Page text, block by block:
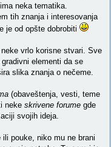
neka tematika.
tih znanja i interesovanja
je od opšte dobrobiti
vrlo korisne stvari. Sve
elementi da se
slika znanja o nečeme.
(obaveštenja, vesti, teme
neke skrivene forume gde
svojih ideja.
pouke, niko mu ne brani